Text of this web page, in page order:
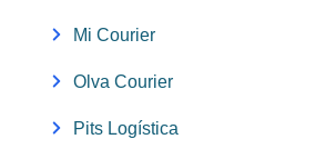
Mi Courier
Olva Courier
Pits Logística